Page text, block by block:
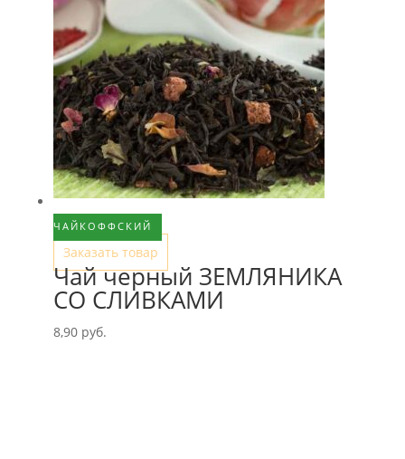
ЧАЙКОФФСКИЙ
Заказать товар
Чай черный ЗЕМЛЯНИКА
СО СЛИВКАМИ
8,90 руб.